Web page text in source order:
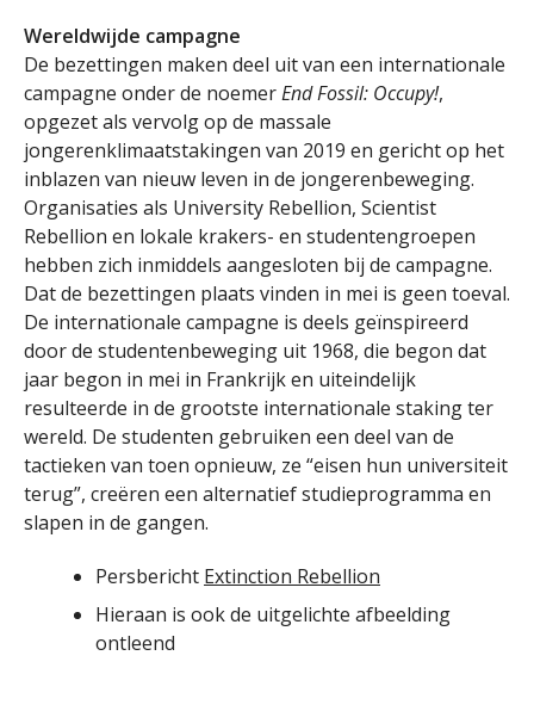
Wereldwijde campagne
De bezettingen maken deel uit van een internationale
campagne onder de noemerEnd Fossil: Occupy!,
opgezet als vervolg op de massale
jongerenklimaatstakingen van 2019 en gericht op het
inblazen van nieuw leven in de jongerenbeweging.
Organisaties als University Rebellion, Scientist
Rebellion en lokale krakers- en studentengroepen
hebben zich inmiddels aangesloten bij de campagne.
Dat de bezettingen plaats vinden in mei is geen toeval.
De internationale campagne is deels geïnspireerd
door de studentenbeweging uit 1968, die begon dat
jaar begon in mei in Frankrijk en uiteindelijk
resulteerde in de grootste internationale staking ter
wereld. De studenten gebruiken een deel van de
tactieken van toen opnieuw, ze “eisen hun universiteit
terug”, creëren een alternatief studieprogramma en
slapen in de gangen.
Persbericht Extinction Rebellion
Hieraan is ook de uitgelichte afbeelding
ontleend